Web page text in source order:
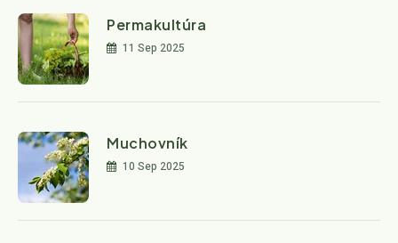
Permakultúra
11 Sep 2025
Muchovník
10 Sep 2025